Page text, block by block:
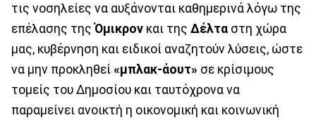
τις νοσηλείες να αυξάνονται καθημερινά λόγω της
επέλασης τηςΌμικρον και της Δέλτα στη χώρα
μας, κυβέρνηση και ειδικοί αναζητούν λύσεις, ώστε
να μην προκληθεί «μπλακ-άουτ» σε κρίσιμους
τομείς του Δημοσίου και ταυτόχρονα να
παραμείνει ανοικτή η οικονομική και κοινωνική